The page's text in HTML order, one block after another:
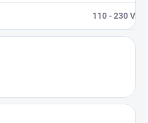
110 - 230 V